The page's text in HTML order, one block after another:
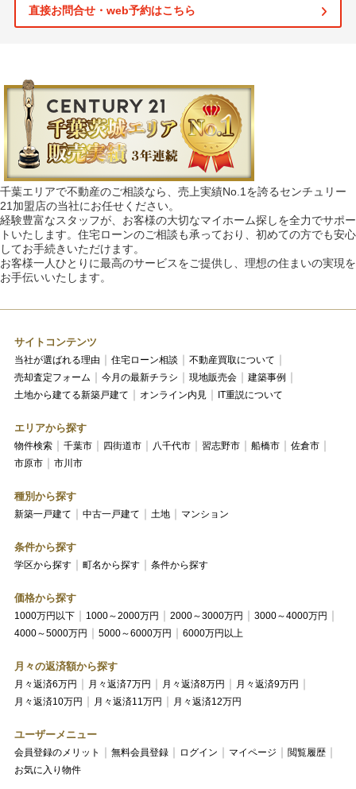
直接お問合せ・web予約はこちら
千葉エリアで不動産のご相談なら、売上実績No.1を誇るセンチュリー
21加盟店の当社にお任せください。
経験豊富なスタッフが、お客様の大切なマイホーム探しを全力でサポー
トいたします。住宅ローンのご相談も承っており、初めての方でも安心
してお手続きいただけます。
お客様一人ひとりに最高のサービスをご提供し、理想の住まいの実現を
お手伝いいたします。
サイトコンテンツ
当社が選ばれる理由 住宅ローン相談
不動産買取について
売却査定フォーム
今月の最新チラシ 現地販売会
建築事例
土地から建てる新築戸建て
オンライン内見 IT重説について
エリアから探す
物件検索 千葉市 四街道市 八千代市 習志野市 船橋市
佐倉市
市原市
市川市
種別から探す
新築一戸建て 中古一戸建て 土地 マンション
条件から探す
学区から探す 町名から探す 条件から探す
価格から探す
1000万円以下 1000～2000万円 2000～3000万円
3000～4000万円
4000～5000万円
5000～6000万円 6000万円以上
月々の返済額から探す
月々返済6万円 月々返済7万円 月々返済8万円
月々返済9万円
月々返済10万円
月々返済11万円 月々返済12万円
ユーザーメニュー
会員登録のメリット 無料会員登録 ログイン マイページ
閲覧履歴
お気に入り物件